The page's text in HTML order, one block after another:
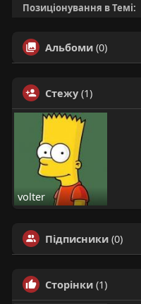
Позиціонування в Темі:
Альбоми (0)
Стежу (1)
volter
Підписники (0)
Сторінки (1)